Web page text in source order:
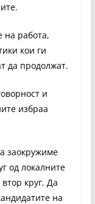
на работа,
кои ги
да продолжат.
и
избраа
заокружиме
од локалните
круг. Да
на